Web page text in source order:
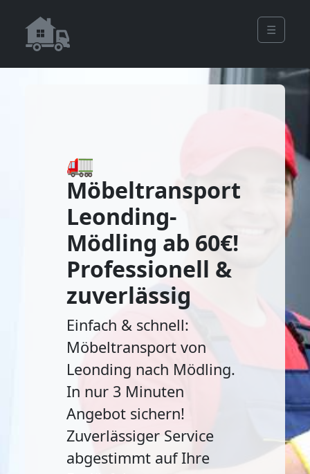
☰
🚛
Möbeltransport
Leonding-
Mödling ab 60€!
Professionell &
zuverlässig
Einfach & schnell:
Möbeltransport von
Leonding nach Mödling.
In nur 3 Minuten
Angebot sichern!
Zuverlässiger Service
abgestimmt auf Ihre